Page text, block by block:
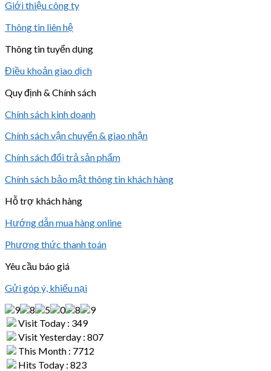
Giới thiệu công ty
Thông tin liên hệ
Thông tin tuyển dụng
Điều khoản giao dịch
Quy định & Chính sách
Chính sách kinh doanh
Chính sách vận chuyển & giao nhận
Chính sách đổi trả sản phẩm
Chính sách bảo mật thông tin khách hàng
Hỗ trợ khách hàng
Hướng dẫn mua hàng online
Phương thức thanh toán
Yêu cầu báo giá
Gửi góp ý, khiếu nại
Visit Today : 349
Visit Yesterday : 807
This Month : 7712
Hits Today : 823